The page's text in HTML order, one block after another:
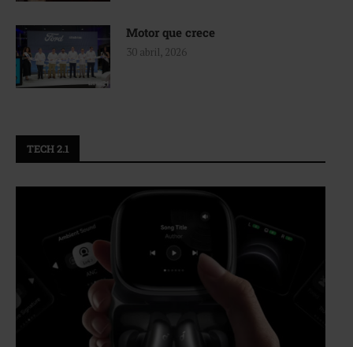
Motor que crece
30 abril, 2026
TECH 2.1